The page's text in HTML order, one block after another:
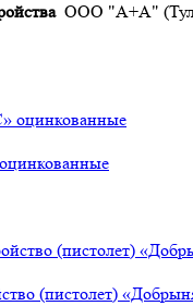
ООО "А+А"
(пистолет)